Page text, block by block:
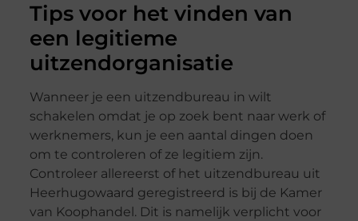
Tips voor het vinden van
een legitieme
uitzendorganisatie
Wanneer je een uitzendbureau in wilt
schakelen omdat je op zoek bent naar werk of
werknemers, kun je een aantal dingen doen
om te controleren of ze legitiem zijn.
Controleer allereerst of het uitzendbureau uit
Heerhugowaard geregistreerd is bij de Kamer
van Koophandel. Dit is namelijk verplicht voor